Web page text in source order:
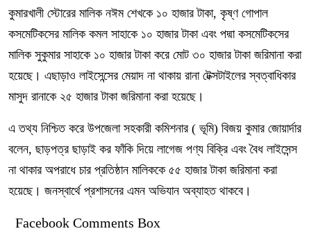
কুমারখালী স্টোরের মালিক নঈম শেখকে ১০ হাজার টাকা, কৃষ্ণ গোপাল
কসমেটিকসের মালিক কমল সাহাকে ১০ হাজার টাকা এবং পদ্মা কসমেটিকসের
মালিক সুকুমার সাহাকে ১০ হাজার টাকা করে মোট ৩০ হাজার টাকা জরিমানা করা
হয়েছে। এছাড়াও লাইসেন্সের মেয়াদ না থাকায় রানা টেক্সটাইলের স্বত্বাধিকার
মাসুদ রানাকে ২৫ হাজার টাকা জরিমানা করা হয়েছে।
এ তথ্য নিশ্চিত করে উপজেলা সহকারী কমিশনার ( ভূমি) বিজয় কুমার জোয়ার্দার
বলেন, ছাড়পত্র ছাড়াই কর ফাঁকি দিয়ে লাগেজ পণ্য বিক্রি এবং বৈধ লাইসেন্স
না থাকার অপরাধে চার প্রতিষ্ঠান মালিককে ৫৫ হাজার টাকা জরিমানা করা
হয়েছে। জনস্বার্থে প্রশাসনের এমন অভিযান অব্যাহত থাকবে।
Facebook Comments Box